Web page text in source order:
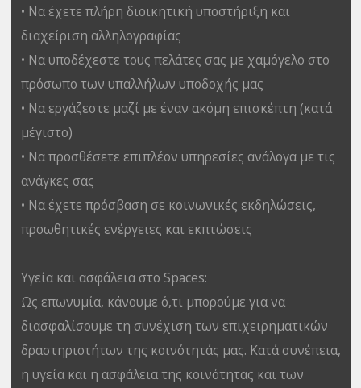
• Να έχετε πλήρη διοικητική υποστήριξη και
διαχείριση αλληλογραφίας
• Να υποδέχεστε τους πελάτες σας με χαμόγελο στο
πρόσωπο των υπαλλήλων υποδοχής μας
• Να εργάζεστε μαζί με έναν ακόμη επισκέπτη (κατά
μέγιστο)
• Να προσθέσετε επιπλέον υπηρεσίες ανάλογα με τις
ανάγκες σας
• Να έχετε πρόσβαση σε κοινωνικές εκδηλώσεις,
προωθητικές ενέργειες και εκπτώσεις
Υγεία και ασφάλεια στο Spaces:
Ως επωνυμία, κάνουμε ό,τι μπορούμε για να
διασφαλίσουμε τη συνέχιση των επιχειρηματικών
δραστηριοτήτων της κοινότητάς μας. Κατά συνέπεια,
η υγεία και η ασφάλεια της κοινότητας και των